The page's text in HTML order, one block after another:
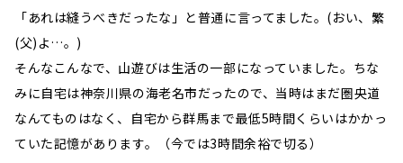
「あれは縫うべきだったな」と普通に言ってました。(おい、繁
(父)よ…。)
そんなこんなで、山遊びは生活の一部になっていました。ちな
みに自宅は神奈川県の海老名市だったので、当時はまだ圏央道
なんてものはなく、自宅から群馬まで最低5時間くらいはかかっ
ていた記憶があります。（今では3時間余裕で切る）